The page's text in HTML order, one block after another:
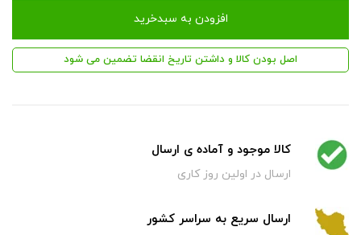
افزودن به سبدخرید
اصل بودن کالا و داشتن تاریخ انقضا تضمین می شود
کالا موجود و آماده ی ارسال
ارسال در اولین روز کاری
ارسال سریع به سراسر کشور